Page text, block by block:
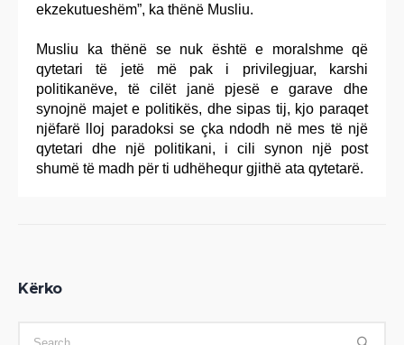
ekzekutueshëm”, ka thënë Musliu.
Musliu ka thënë se nuk është e moralshme që
qytetari të jetë më pak i privilegjuar, karshi
politikanëve, të cilët janë pjesë e garave dhe
synojnë majet e politikës, dhe sipas tij, kjo paraqet
njëfarë lloj paradoksi se çka ndodh në mes të një
qytetari dhe një politikani, i cili synon një post
shumë të madh për ti udhëhequr gjithë ata qytetarë.
Kërko